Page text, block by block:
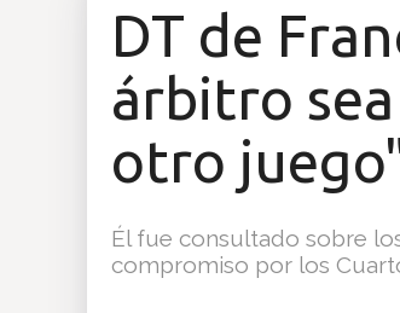
DT de
árbitro
otro
Él fue consultado sobre
compromiso por los